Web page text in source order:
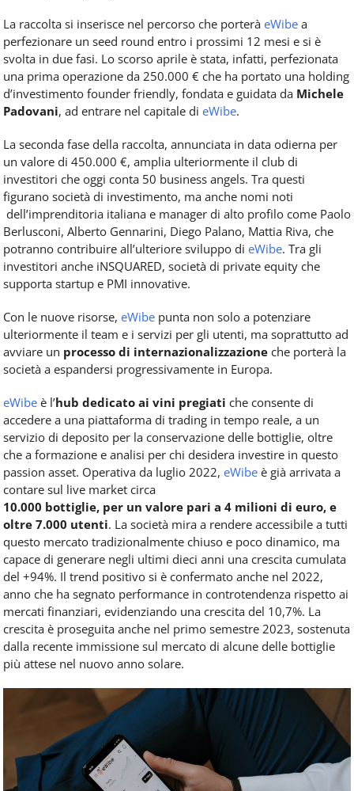
La raccolta si inserisce nel percorso che porterà eWibe a
perfezionare un seed round entro i prossimi 12 mesi e si è
svolta in due fasi. Lo scorso aprile è stata, infatti, perfezionata
una prima operazione da 250.000 € che ha portato una holding
d’investimento founder friendly, fondata e guidata da Michele
Padovani, ad entrare nel capitale di eWibe.
La seconda fase della raccolta, annunciata in data odierna per
un valore di 450.000 €, amplia ulteriormente il club di
investitori che oggi conta 50 business angels. Tra questi
figurano società di investimento, ma anche nomi noti
dell’imprenditoria italiana e manager di alto profilo come Paolo
Berlusconi, Alberto Gennarini, Diego Palano, Mattia Riva, che
potranno contribuire all’ulteriore sviluppo di eWibe. Tra gli
investitori anche iNSQUARED, società di private equity che
supporta startup e PMI innovative.
Con le nuove risorse, eWibe punta non solo a potenziare
ulteriormente il team e i servizi per gli utenti, ma soprattutto ad
avviare un processo di internazionalizzazione che porterà la
società a espandersi progressivamente in Europa.
eWibe è l’hub dedicato ai vini pregiati che consente di
accedere a una piattaforma di trading in tempo reale, a un
servizio di deposito per la conservazione delle bottiglie, oltre
che a formazione e analisi per chi desidera investire in questo
passion asset. Operativa da luglio 2022, eWibe è già arrivata a
contare sul live market circa
10.000 bottiglie, per un valore pari a 4 milioni di euro, e
oltre 7.000 utenti. La società mira a rendere accessibile a tutti
questo mercato tradizionalmente chiuso e poco dinamico, ma
capace di generare negli ultimi dieci anni una crescita cumulata
del +94%. Il trend positivo si è confermato anche nel 2022,
anno che ha segnato performance in controtendenza rispetto ai
mercati finanziari, evidenziando una crescita del 10,7%. La
crescita è proseguita anche nel primo semestre 2023, sostenuta
dalla recente immissione sul mercato di alcune delle bottiglie
più attese nel nuovo anno solare.